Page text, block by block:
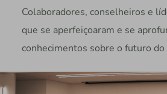
Colaboradores, conselheiros e
que se aperfeiçoaram e se
conhecimentos sobre o futuro